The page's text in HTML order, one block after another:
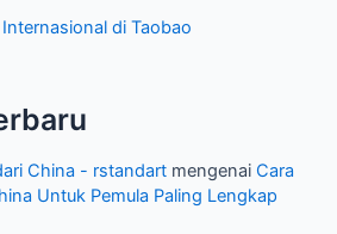
di Taobao
China - rstandart mengenaiCara
Untuk Pemula Paling Lengkap